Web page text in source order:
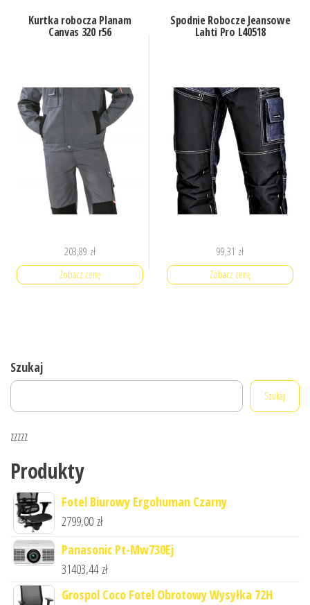
Kurtka robocza Planam
Canvas 320 r56
203,89 zł
Zobacz cenę
Spodnie Robocze Jeansowe
Lahti Pro L40518
99,31 zł
Zobacz cenę
Szukaj
Szukaj
zzzzz
Produkty
Fotel Biurowy Ergohuman Czarny
2799,00 zł
Panasonic Pt-Mw730Ej
31403,44 zł
Grospol Coco Fotel Obrotowy Wysyłka 72H